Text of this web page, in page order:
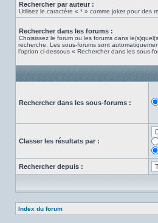
Rechercher par auteur :
Utilisez le caractère « * » comme joker pour des
Rechercher dans les forums :
Choisissez le forum ou les forums dans
recherche. Les sous-forums sont
l’option ci-dessous « Rechercher dans les sous-
Rechercher dans les sous-forums :
Classer les résultats par :
Rechercher depuis :
Index du forum